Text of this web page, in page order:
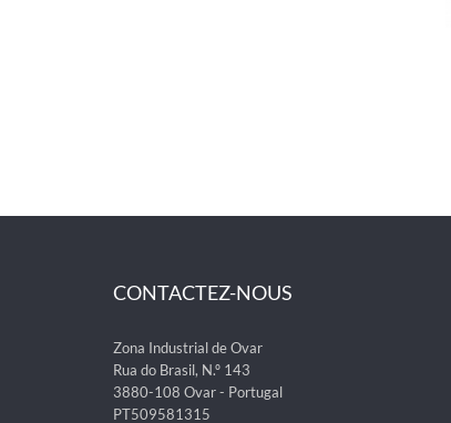
CONTACTEZ-NOUS
Zona Industrial de Ovar
Rua do Brasil, N.º 143
3880-108 Ovar - Portugal
PT509581315